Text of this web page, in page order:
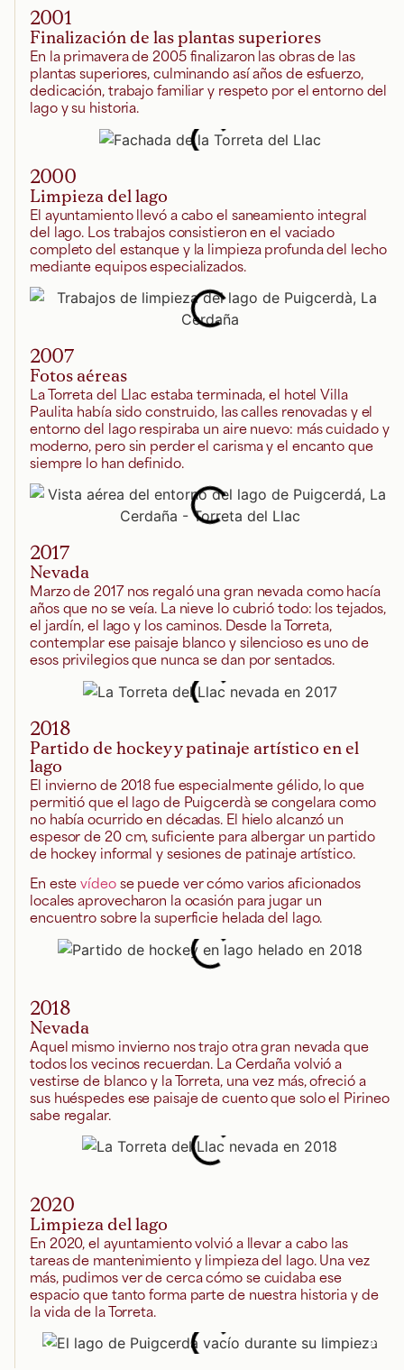
2001
Finalización de las plantas superiores
En la primavera de 2005 finalizaron las obras de las
plantas superiores, culminando así años de esfuerzo,
dedicación, trabajo familiar y respeto por el entorno del
lago y su historia.
2000
Limpieza del lago
El ayuntamiento llevó a cabo el saneamiento integral
del lago. Los trabajos consistieron en el vaciado
completo del estanque y la limpieza profunda del lecho
mediante equipos especializados.
2007
Fotos aéreas
La Torreta del Llac estaba terminada, el hotel Villa
Paulita había sido construido, las calles renovadas y el
entorno del lago respiraba un aire nuevo: más cuidado y
moderno, pero sin perder el carisma y el encanto que
siempre lo han definido.
2017
Nevada
Marzo de 2017 nos regaló una gran nevada como hacía
años que no se veía. La nieve lo cubrió todo: los tejados,
el jardín, el lago y los caminos. Desde la Torreta,
contemplar ese paisaje blanco y silencioso es uno de
esos privilegios que nunca se dan por sentados.
2018
Partido de hockey y patinaje artístico en el
lago
El invierno de 2018 fue especialmente gélido, lo que
permitió que el lago de Puigcerdà se congelara como
no había ocurrido en décadas. El hielo alcanzó un
espesor de 20 cm, suficiente para albergar un partido
de hockey informal y sesiones de patinaje artístico.
En estevídeose puede ver cómo varios aficionados
locales aprovecharon la ocasión para jugar un
encuentro sobre la superficie helada del lago.
2018
Nevada
Aquel mismo invierno nos trajo otra gran nevada que
todos los vecinos recuerdan. La Cerdaña volvió a
vestirse de blanco y la Torreta, una vez más, ofreció a
sus huéspedes ese paisaje de cuento que solo el Pirineo
sabe regalar.
2020
Limpieza del lago
En 2020, el ayuntamiento volvió a llevar a cabo las
tareas de mantenimiento y limpieza del lago. Una vez
más, pudimos ver de cerca cómo se cuidaba ese
espacio que tanto forma parte de nuestra historia y de
la vida de la Torreta.